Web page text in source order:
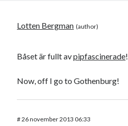
Lotten Bergman
Båset är fullt avpipfascinerade!
Now, off I go to Gothenburg!
#26 november 2013 06:33